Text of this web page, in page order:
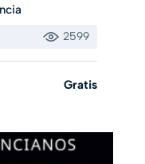
2599
Gratis